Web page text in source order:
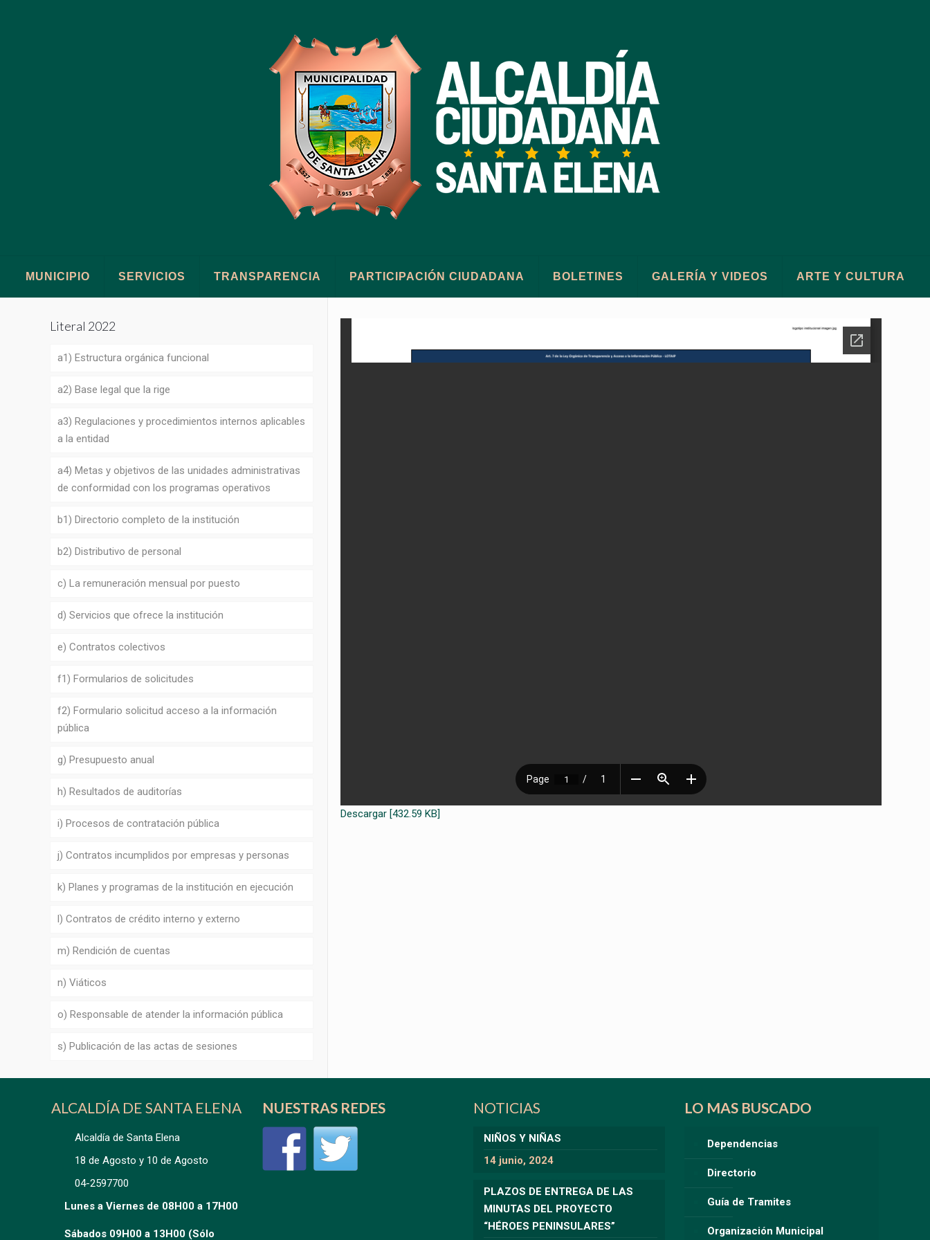
MUNICIPIO SERVICIOS TRANSPARENCIA PARTICIPACIÓN CIUDADANA BOLETINES GALERÍA Y VIDEOS ARTE Y CULTURA
Descargar [432.59 KB]
Literal 2022
a1) Estructura orgánica funcional
a2) Base legal que la rige
a3) Regulaciones y procedimientos internos aplicables
a la entidad
a4) Metas y objetivos de las unidades administrativas
de conformidad con los programas operativos
b1) Directorio completo de la institución
b2) Distributivo de personal
c) La remuneración mensual por puesto
d) Servicios que ofrece la institución
e) Contratos colectivos
f1) Formularios de solicitudes
f2) Formulario solicitud acceso a la información
pública
g) Presupuesto anual
h) Resultados de auditorías
i) Procesos de contratación pública
j) Contratos incumplidos por empresas y personas
k) Planes y programas de la institución en ejecución
l) Contratos de crédito interno y externo
m) Rendición de cuentas
n) Viáticos
o) Responsable de atender la información pública
s) Publicación de las actas de sesiones
ALCALDÍA DE SANTA ELENA
Alcaldía de Santa Elena
18 de Agosto y 10 de Agosto
04-2597700
Lunes a Viernes de 08H00 a 17H00
Sábados 09H00 a 13H00 (Sólo
NUESTRAS REDES NOTICIAS
NIÑOS Y NIÑAS
14 junio, 2024
PLAZOS DE ENTREGA DE LAS
MINUTAS DEL PROYECTO
“HÉROES PENINSULARES”
LO MAS BUSCADO
Dependencias
Directorio
Guía de Tramites
Organización Municipal